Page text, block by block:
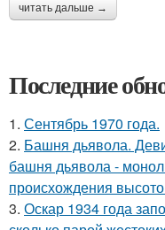
читать дальше →
Последние
1. Сентябрь 1970 года.
2. Башня дьявола.
башня дьявола -
происхождения
3. Оскар 1934 года